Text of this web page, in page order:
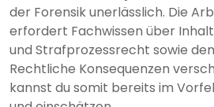
der Forensik unerlässlich. Die
erfordert Fachwissen über
und Strafprozessrecht sowie
Rechtliche Konsequenzen
kannst du somit bereits im